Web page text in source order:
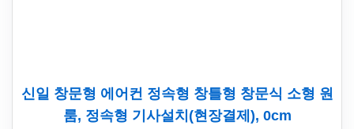
신일 창문형 에어컨 정속형 창틀형 창문식 소형 원
룸, 정속형 기사설치(현장결제), 0cm